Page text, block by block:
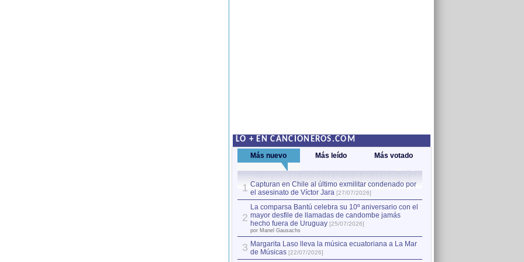
LO + EN CANCIONEROS.COM
Más nuevo Más leído Más votado
1 Capturan en Chile al último exmilitar condenado por
el asesinato de Víctor Jara [27/07/2026]
2
La comparsa Bantú celebra su 10º aniversario con el
mayor desfile de llamadas de candombe jamás
hecho fuera de Uruguay [25/07/2026]
por Manel Gausachs
3 Margarita Laso lleva la música ecuatoriana a La Mar
de Músicas [22/07/2026]